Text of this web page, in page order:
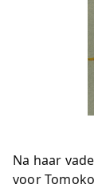
Na haar
voor